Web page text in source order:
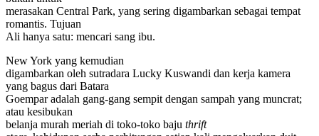
merasakan Central Park, yang sering digambarkan sebagai tempat
romantis. Tujuan
Ali hanya satu: mencari sang ibu.
New York yang kemudian
digambarkan oleh sutradara Lucky Kuswandi dan kerja kamera
yang bagus dari Batara
Goempar adalah gang-gang sempit dengan sampah yang muncrat;
atau kesibukan
belanja murah meriah di toko-toko baju thrift